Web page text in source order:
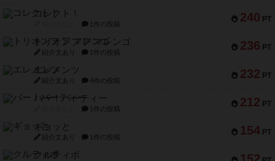
240 PT
コレクト！
1件の投稿
236 PT
トリオンフ ア マレンゴ
紹介文あり 1件の投稿
232 PT
エレメンツ
紹介文あり 4件の投稿
212 PT
バー！パーティー
1件の投稿
154 PT
ギョッと
紹介文あり 1件の投稿
クルティボ